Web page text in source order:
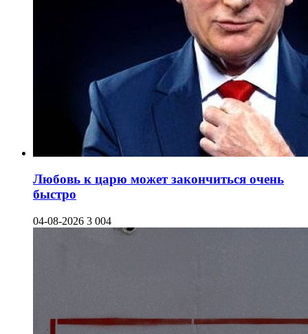
Любовь к царю может закончиться очень
быстро
04-08-2026 3 004